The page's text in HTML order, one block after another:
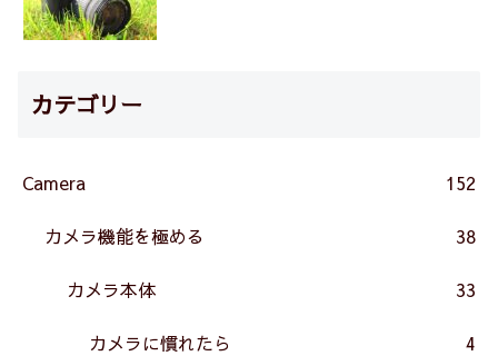
カテゴリー
Camera 152
カメラ機能を極める 38
カメラ本体 33
カメラに慣れたら 4